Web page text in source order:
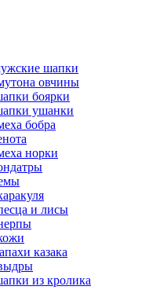
шапки
овчины
боярки
ушанки
бобра
норки
и лисы
казака
из кролика